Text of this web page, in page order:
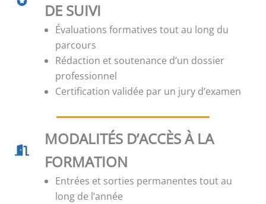
DE SUIVI
Évaluations formatives tout au long du
parcours
Rédaction et soutenance d’un dossier
professionnel
Certification validée par un jury d’examen
MODALITÉS D’ACCÈS À LA
FORMATION
Entrées et sorties permanentes tout au
long de l’année